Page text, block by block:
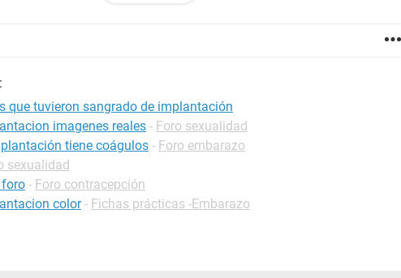
ayudar a llegar a una respuesta, pues estoy realmente preocupada.
que tuvieron sangrado de implantación
imagenes reales - Foro sexualidad
tiene coágulos - Foro embarazo
sexualidad
foro - Foro contracepción
color - Fichas prácticas -Embarazo